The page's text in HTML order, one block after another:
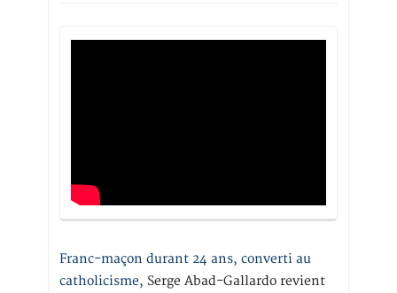
Franc-maçon durant 24 ans, converti au
catholicisme, Serge Abad-Gallardo revient